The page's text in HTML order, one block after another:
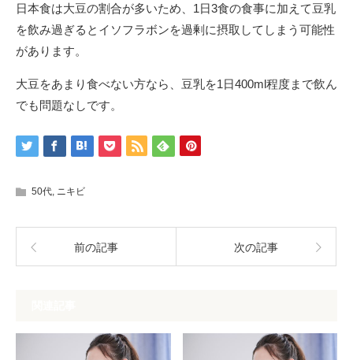
日本食は大豆の割合が多いため、1日3食の食事に加えて豆乳
を飲み過ぎるとイソフラボンを過剰に摂取してしまう可能性
があります。
大豆をあまり食べない方なら、豆乳を1日400ml程度まで飲ん
でも問題なしです。
50代 ニキビ
前の記事 次の記事